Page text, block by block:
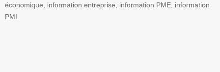
économique, information entreprise, information PME, information
PMI